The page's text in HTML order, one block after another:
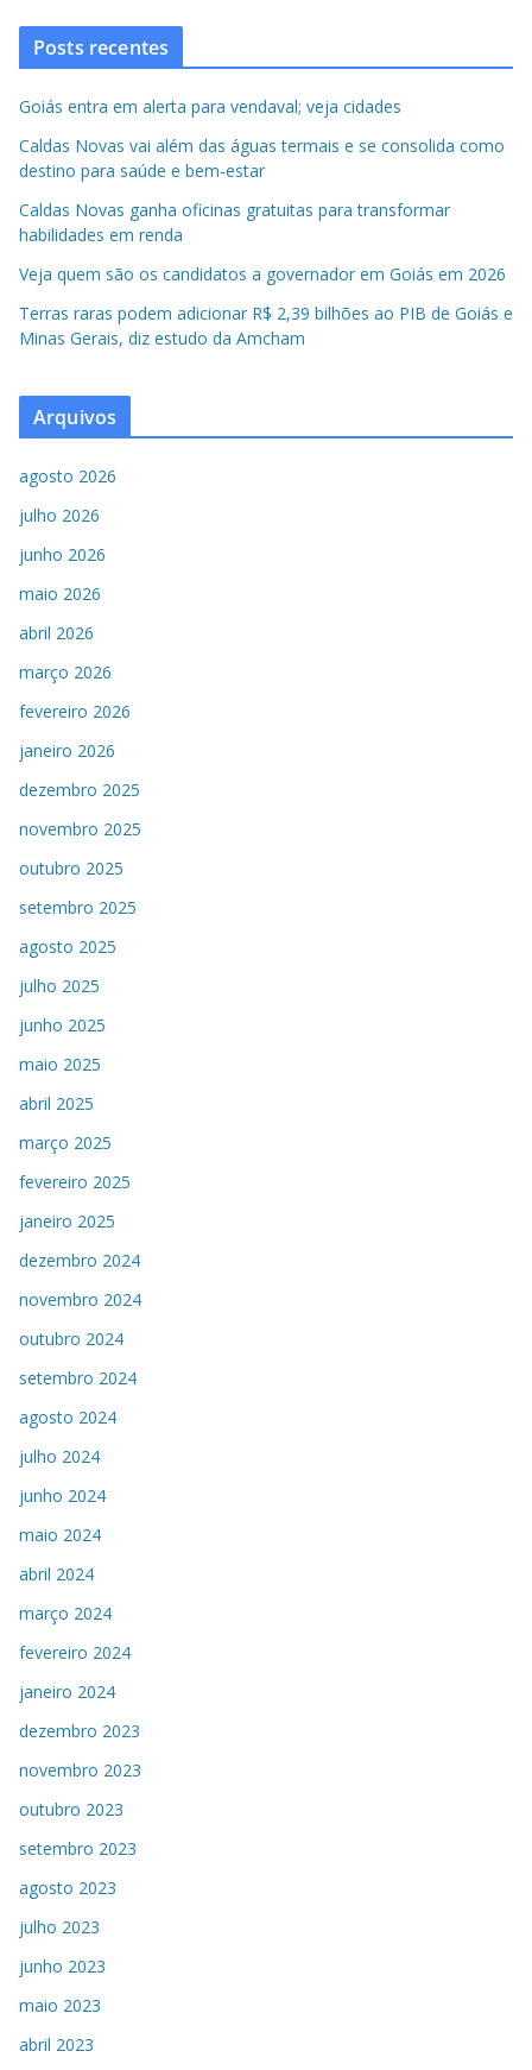
Posts recentes
Goiás entra em alerta para vendaval; veja cidades
Caldas Novas vai além das águas termais e se consolida como
destino para saúde e bem-estar
Caldas Novas ganha oficinas gratuitas para transformar
habilidades em renda
Veja quem são os candidatos a governador em Goiás em 2026
Terras raras podem adicionar R$ 2,39 bilhões ao PIB de Goiás e
Minas Gerais, diz estudo da Amcham
Arquivos
agosto 2026
julho 2026
junho 2026
maio 2026
abril 2026
março 2026
fevereiro 2026
janeiro 2026
dezembro 2025
novembro 2025
outubro 2025
setembro 2025
agosto 2025
julho 2025
junho 2025
maio 2025
abril 2025
março 2025
fevereiro 2025
janeiro 2025
dezembro 2024
novembro 2024
outubro 2024
setembro 2024
agosto 2024
julho 2024
junho 2024
maio 2024
abril 2024
março 2024
fevereiro 2024
janeiro 2024
dezembro 2023
novembro 2023
outubro 2023
setembro 2023
agosto 2023
julho 2023
junho 2023
maio 2023
abril 2023